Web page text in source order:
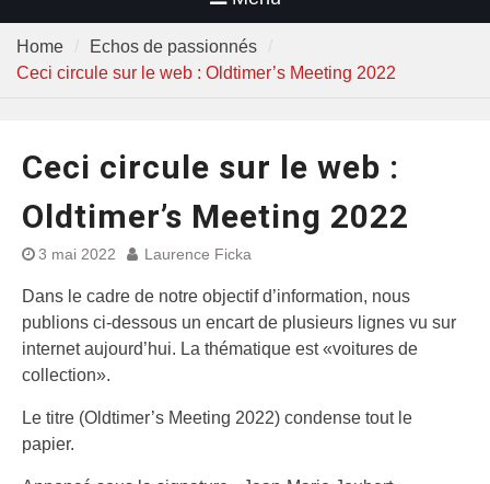
Home
Echos de passionnés
Ceci circule sur le web : Oldtimer’s Meeting 2022
Ceci circule sur le web :
Oldtimer’s Meeting 2022
3 mai 2022 Laurence Ficka
Dans le cadre de notre objectif d’information, nous
publions ci-dessous un encart de plusieurs lignes vu sur
internet aujourd’hui. La thématique est «voitures de
collection».
Le titre (Oldtimer’s Meeting 2022) condense tout le
papier.